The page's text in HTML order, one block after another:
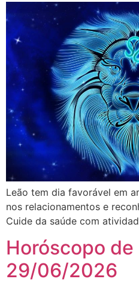
Leão tem dia favorável em
nos relacionamentos e
Cuide da saúde com
Horóscopo
29/06/2026